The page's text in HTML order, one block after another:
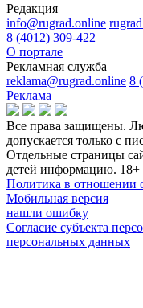
Редакция
info@rugrad.online
8 (4012) 309-422
О портале
Рекламная служба
reklama@rugrad.online 8
Реклама
Все права защищены.
допускается только с
Отдельные страницы
детей информацию. 18+
Политика в отношении
Мобильная версия
нашли ошибку
Согласие субъекта
персональных данных